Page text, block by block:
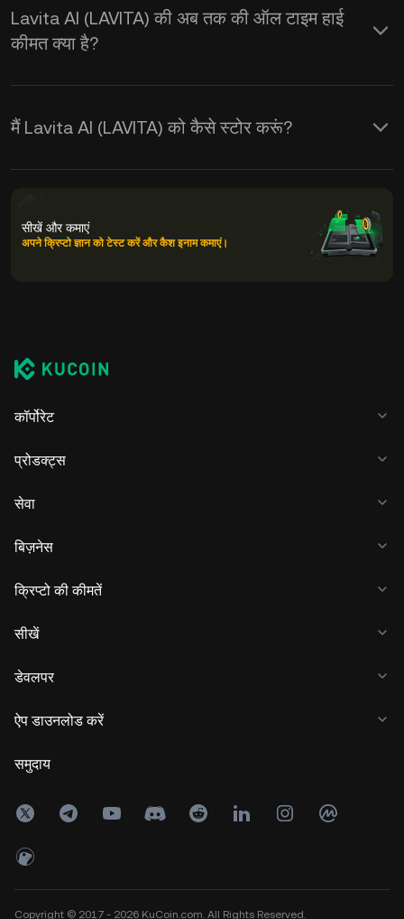
Lavita AI (LAVITA) की अब तक की ऑल टाइम हाई
कीमत क्या है?
मैं Lavita AI (LAVITA) को कैसे स्टोर करूं?
सीखें और कमाएं
अपने क्रिप्टो ज्ञान को टेस्ट करें और कैश इनाम कमाएं।
कॉर्पोरेट
प्रोडक्ट्स
सेवा
बिज़नेस
क्रिप्टो की कीमतें
सीखें
डेवलपर
ऐप डाउनलोड करें
समुदाय
Copyright © 2017 - 2026 KuCoin.com. All Rights Reserved.